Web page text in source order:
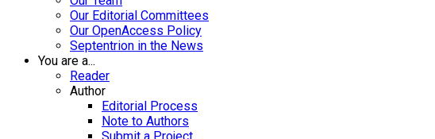
Our Editorial Committees
Our OpenAccess Policy
Septentrion in the News
You are a...
Reader
Author
Editorial Process
Note to Authors